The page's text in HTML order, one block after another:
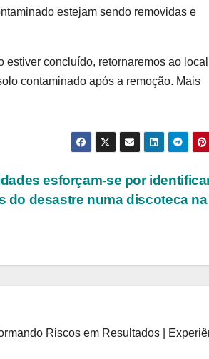
estejam sendo removidas e
estiver concluído, retornaremos ao
contaminado após a remoção. Mais
esforçam-se por
do desastre numa discoteca
Riscos em Resultados |